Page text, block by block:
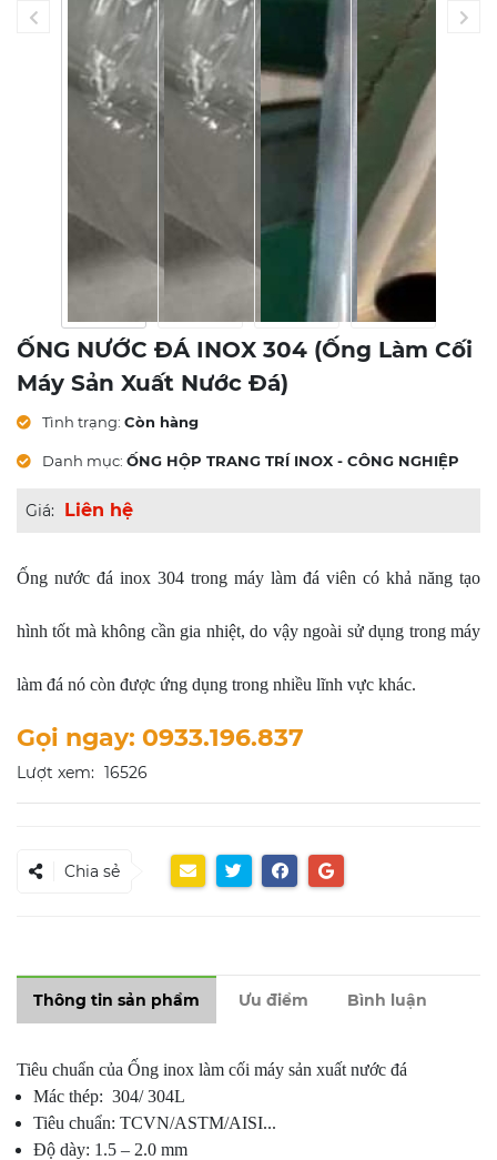
ỐNG NƯỚC ĐÁ INOX 304 (ống Làm Cối
Máy Sản Xuất Nước Đá)
Tình trạng: Còn hàng
Danh mục: ỐNG HỘP TRANG TRÍ INOX - CÔNG NGHIỆP
Giá: Liên hệ
Ống nước đá inox 304 trong máy làm đá viên có khả năng tạo
hình tốt mà không cần gia nhiệt, do vậy ngoài sử dụng trong máy
làm đá nó còn được ứng dụng trong nhiều lĩnh vực khác.
Gọi ngay: 0933.196.837
Lượt xem: 16526
Chia sẻ
Thông tin sản phẩm Ưu điểm Bình luận
Tiêu chuẩn của Ống inox làm cối máy sản xuất nước đá
Mác thép: 304/ 304L
Tiêu chuẩn: TCVN/ASTM/AISI...
Độ dày: 1.5 – 2.0 mm